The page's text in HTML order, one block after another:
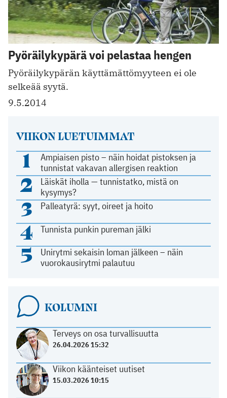
Pyöräilykypärä voi pelastaa hengen
Pyöräilykypärän käyttämättömyyteen ei ole
selkeää syytä.
9.5.2014
VIIKON LUETUIMMAT
1
Ampiaisen pisto – näin hoidat pistoksen ja
tunnistat vakavan allergisen reaktion
2
Läiskät iholla — tunnistatko, mistä on
kysymys?
3 Palleatyrä: syyt, oireet ja hoito
4 Tunnista punkin pureman jälki
5
Unirytmi sekaisin loman jälkeen – näin
vuorokausirytmi palautuu
KOLUMNI
Terveys on osa turvallisuutta
26.04.2026 15:32
Viikon käänteiset uutiset
15.03.2026 10:15